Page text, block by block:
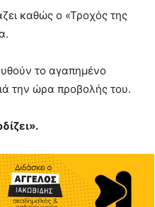
καθώς ο «Τροχός της
το αγαπημένο
την ώρα προβολής του.